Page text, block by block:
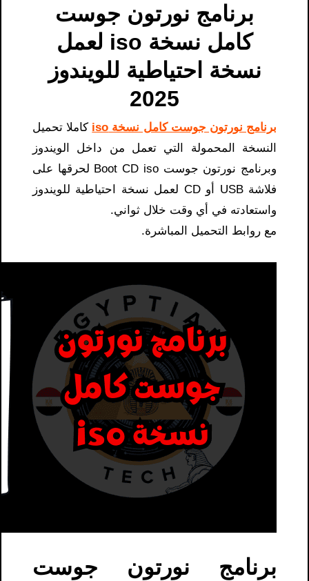
برنامج نورتون جوست
كامل نسخة iso لعمل
نسخة احتياطية للويندوز
2025
برنامج نورتون جوست كامل نسخة iso
كاملا تحميل
النسخة المحمولة التي تعمل من داخل الويندوز
وبرنامج نورتون جوست Boot CD iso لحرقها على
فلاشة USB أو CD لعمل نسخة احتياطية للويندوز
واستعادته في أي وقت خلال ثواني.
مع روابط التحميل المباشرة.
برنامج نورتون جوست